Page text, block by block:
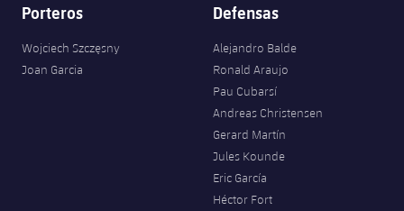
Porteros
Wojciech Szczęsny
Joan Garcia
Defensas
Alejandro Balde
Ronald Araujo
Pau Cubarsí
Andreas Christensen
Gerard Martín
Jules Kounde
Eric García
Héctor Fort